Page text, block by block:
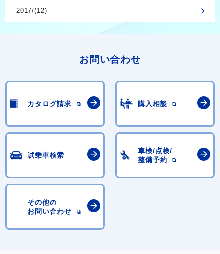
2017/(12)
お問い合わせ
カタログ請求 購入相談
試乗車検索
車検/点検/
整備予約
その他の
お問い合わせ